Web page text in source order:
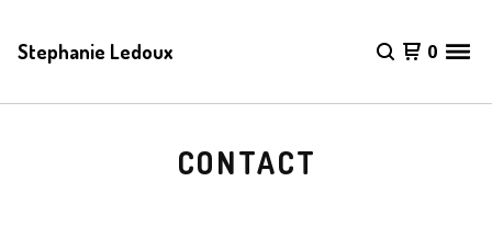
Stephanie Ledoux 0
CONTACT